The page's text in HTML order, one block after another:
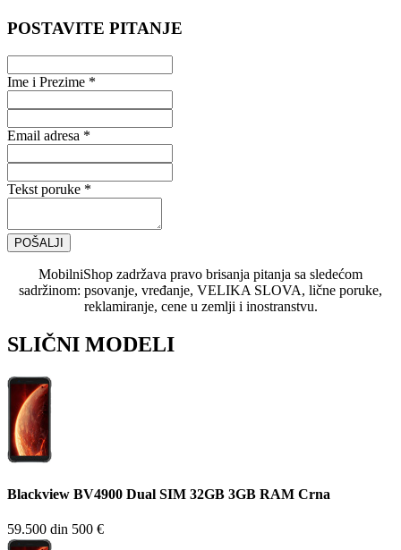
POSTAVITE PITANJE
Ime i Prezime *
Email adresa *
Tekst poruke *
POŠALJI
MobilniShop zadržava pravo brisanja pitanja sa sledećom
sadržinom: psovanje, vređanje, VELIKA SLOVA, lične poruke,
reklamiranje, cene u zemlji i inostranstvu.
SLIČNI MODELI
Blackview BV4900 Dual SIM 32GB 3GB RAM Crna
59.500 din 500 €